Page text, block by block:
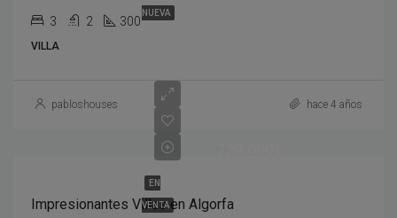
NUEVA
3 2 300
VILLA
pabloshouses hace 4 años
EN
VENTA
Impresionantes Villas en Algorfa